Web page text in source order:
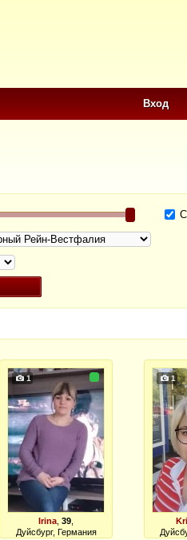
Вход
1
Irina ,39
Дуйсбург, Германия
1